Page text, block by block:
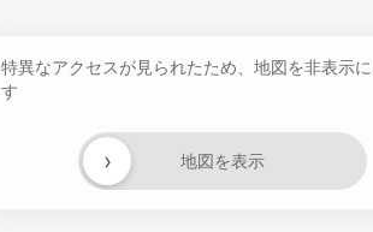
特異なアクセスが見られたため、地図を非表示
す
地図を表示
›